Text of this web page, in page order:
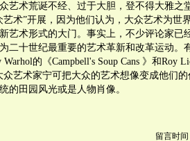
艺术荒诞不经、过于大胆，登不得大雅之
艺术”开展，因为他们认为，大众艺术为世
艺术形式的大门。事实上，不少评论家已
二十世纪最重要的艺术革新和改革运动。
的《Campbell's Soup Cans 》和Roy
众艺术家宁可把大众的艺术想像变成他们
的田园风光或是人物肖像。
留言时间